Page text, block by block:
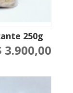
250g
3.900,00